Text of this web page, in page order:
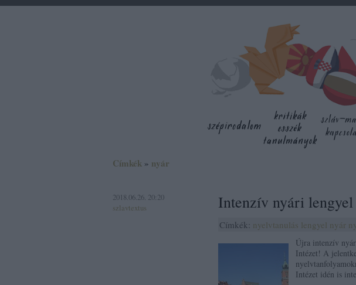
Címkék » nyár
2018.06.26. 20:20
szlavtextus
Intenzív nyári
Címkék: nyelvtanulás lengyel nyár
Újra intenzív
Intézet! A
Intézet idén is